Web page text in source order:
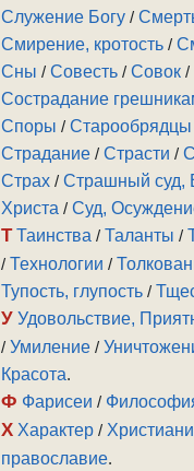
Служение Богу /
Смирение, кротость /
Сны /Совесть /Совок /
Сострадание
Споры /Старообрядцы
Страдание /Страсти /
Страх /Страшный суд,
Христа /Суд,
Т Таинства /Таланты /
/Технологии /
Тупость, глупость /
У Удовольствие,
/Умиление /
Красота.
Ф Фарисеи /
Х Характер /
православие.